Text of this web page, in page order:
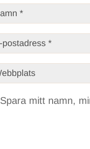
Spara mitt namn,